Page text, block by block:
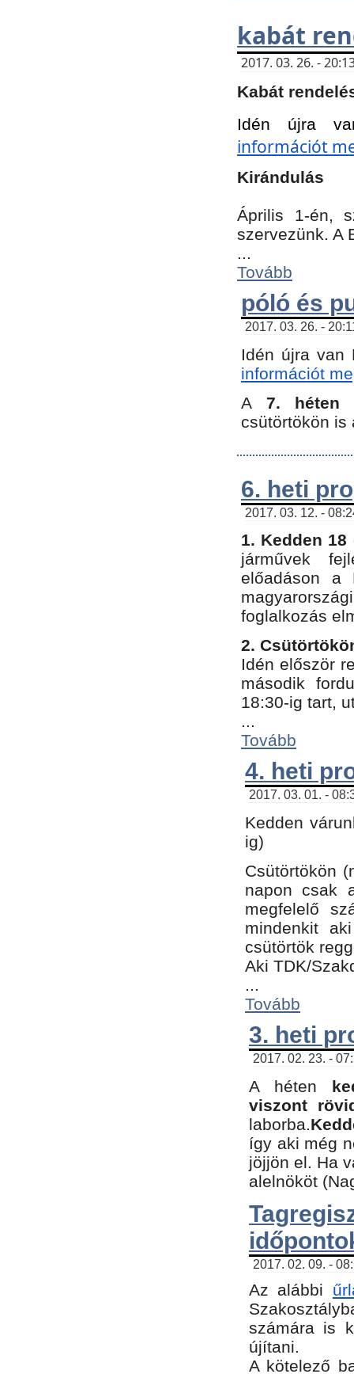
kabát
2017. 03. 26. -
Kabát
Idén újra
információt
Kirándulás
Április 1-én,
szervezünk. A
...
Tovább
póló és
2017. 03. 26. -
Idén újra van
információt
A 7. héten
csütörtökön is
6. heti
2017. 03. 12. -
1. Kedden 18
járművek
előadáson a
foglalkozás
2.
Idén először
második
18:30-ig tart,
...
Tovább
4. heti
2017. 03. 01. -
Kedden
ig)
Csütörtökön
napon csak
megfelelő
mindenkit
csütörtök
Aki TDK/
...
Tovább
3. heti
2017. 02. 23. -
A héten
viszont
laborba.
így aki még
jöjjön el. Ha
alelnököt
2017. 02. 09. -
Az alábbi
számára is
újítani.
​A kötelező